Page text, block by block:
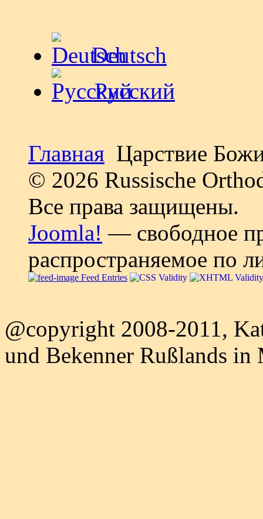
Deutsch
Русский
Главная Царствие
© 2026 Russische
Все права защищены.
Joomla! — свободное
распространяемое по
Feed Entries
@copyright 2008-2011,
und Bekenner Rußlands in